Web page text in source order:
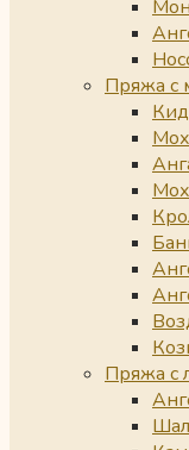
Пряжа с
Пряжа с